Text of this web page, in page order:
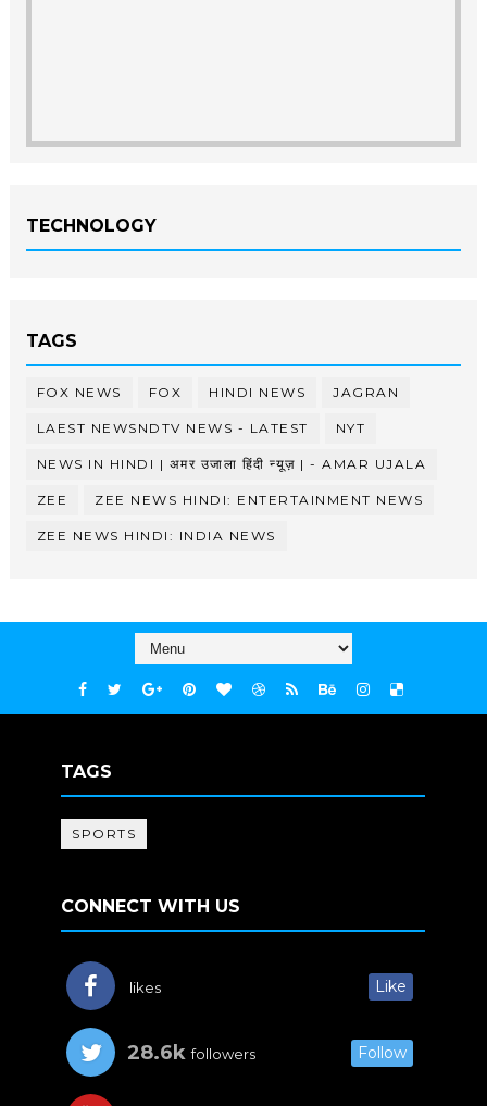
TECHNOLOGY
TAGS
FOX NEWS FOX HINDI NEWS JAGRAN
LAEST NEWSNDTV NEWS - LATEST NYT
NEWS IN HINDI | अमर उजाला हिंदी न्यूज़ | - AMAR UJALA
ZEE ZEE NEWS HINDI: ENTERTAINMENT NEWS
ZEE NEWS HINDI: INDIA NEWS
TAGS
SPORTS
CONNECT WITH US
likes Like
28.6k followers Follow